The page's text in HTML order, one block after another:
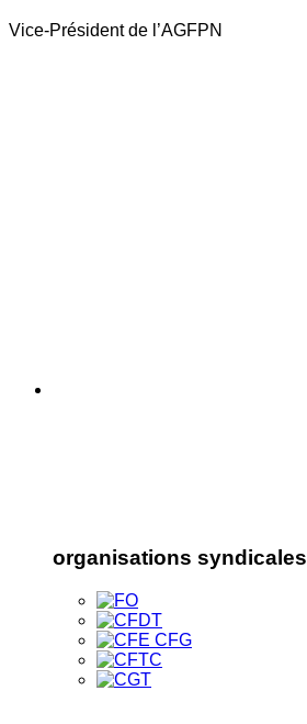
Vice-Président de l’AGFPN
organisations syndicales